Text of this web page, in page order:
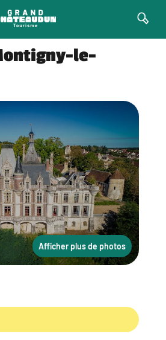
le-
Afficher plus de photos